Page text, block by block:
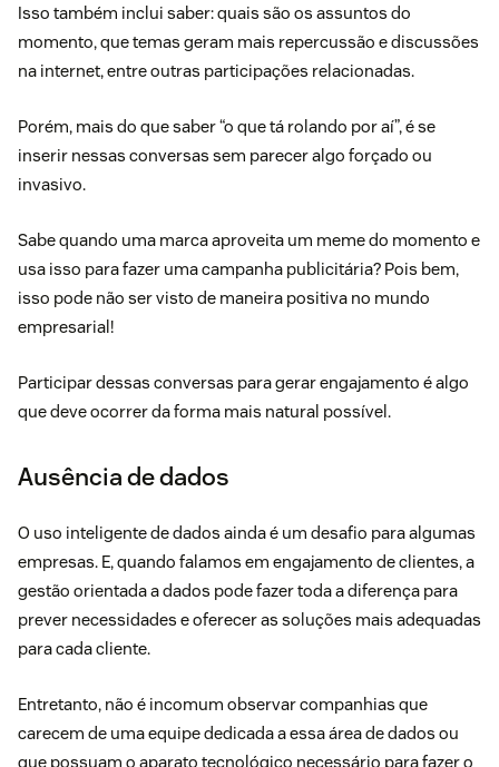
Isso também inclui saber: quais são os assuntos do
momento, que temas geram mais repercussão e discussões
na internet, entre outras participações relacionadas.
Porém, mais do que saber “o que tá rolando por aí”, é se
inserir nessas conversas sem parecer algo forçado ou
invasivo.
Sabe quando uma marca aproveita um meme do momento e
usa isso para fazer uma campanha publicitária? Pois bem,
isso pode não ser visto de maneira positiva no mundo
empresarial!
Participar dessas conversas para gerar engajamento é algo
que deve ocorrer da forma mais natural possível.
Ausência de dados
O uso inteligente de dados ainda é um desafio para algumas
empresas. E, quando falamos em engajamento de clientes, a
gestão orientada a dados pode fazer toda a diferença para
prever necessidades e oferecer as soluções mais adequadas
para cada cliente.
Entretanto, não é incomum observar companhias que
carecem de uma equipe dedicada a essa área de dados ou
que possuam o aparato tecnológico necessário para fazer o